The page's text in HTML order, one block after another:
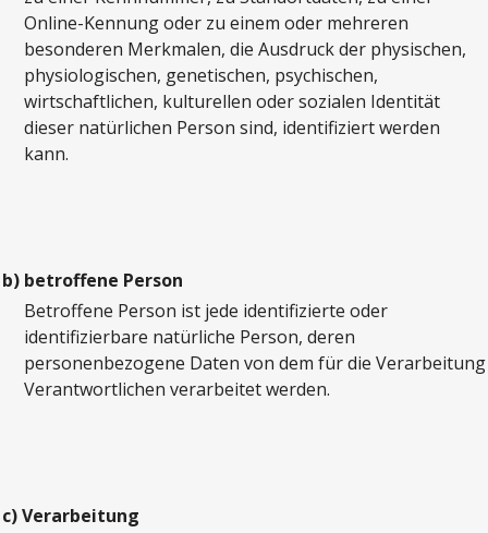
Online-Kennung oder zu einem oder mehreren
besonderen Merkmalen, die Ausdruck der physischen,
physiologischen, genetischen, psychischen,
wirtschaftlichen, kulturellen oder sozialen Identität
dieser natürlichen Person sind, identifiziert werden
kann.
b) betroffene Person
Betroffene Person ist jede identifizierte oder
identifizierbare natürliche Person, deren
personenbezogene Daten von dem für die Verarbeitung
Verantwortlichen verarbeitet werden.
c)Verarbeitung